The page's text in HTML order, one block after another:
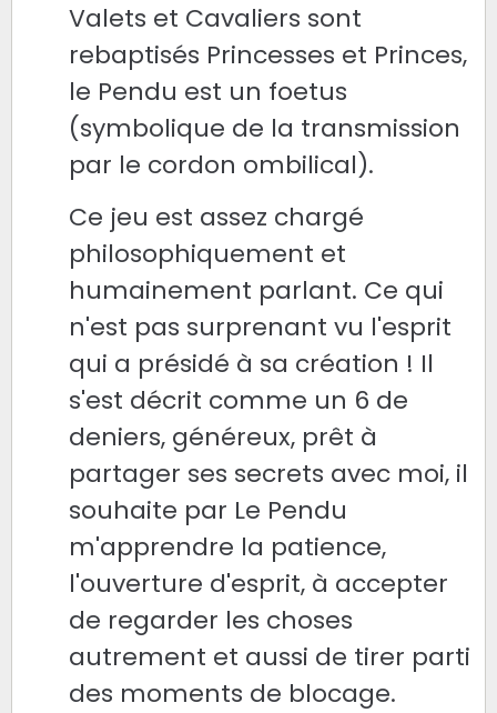
Valets et Cavaliers sont
rebaptisés Princesses et Princes,
le Pendu est un foetus
(symbolique de la transmission
par le cordon ombilical).
Ce jeu est assez chargé
philosophiquement et
humainement parlant. Ce qui
n'est pas surprenant vu l'esprit
qui a présidé à sa création ! Il
s'est décrit comme un 6 de
deniers, généreux, prêt à
partager ses secrets avec moi, il
souhaite par Le Pendu
m'apprendre la patience,
l'ouverture d'esprit, à accepter
de regarder les choses
autrement et aussi de tirer parti
des moments de blocage.